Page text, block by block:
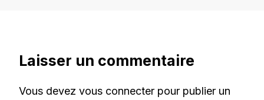
Laisser un commentaire
Vous devez vous connecter pour publier un